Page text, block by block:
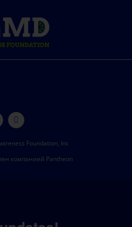
Foundation, Inc
компанией Pantheon